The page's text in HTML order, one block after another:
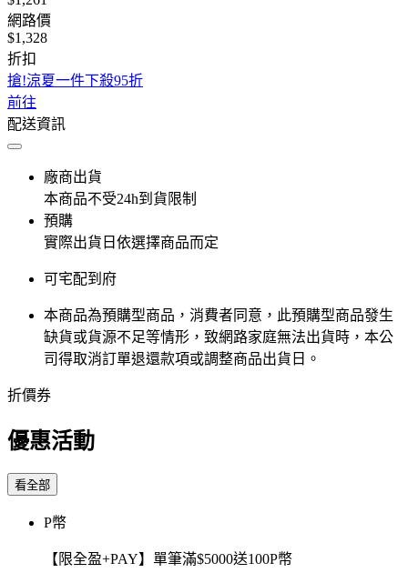
網路價
$1,328
折扣
搶!涼夏一件下殺95折
前往
配送資訊
廠商出貨
本商品不受24h到貨限制
預購
實際出貨日依選擇商品而定
可宅配到府
本商品為預購型商品，消費者同意，此預購型商品發生
缺貨或貨源不足等情形，​致網路家庭無法出貨時，本公
司得取消訂單退還款項或調整商品出貨日。
折價券
優惠活動
看全部
P幣
【限全盈+PAY】單筆滿$5000送100P幣